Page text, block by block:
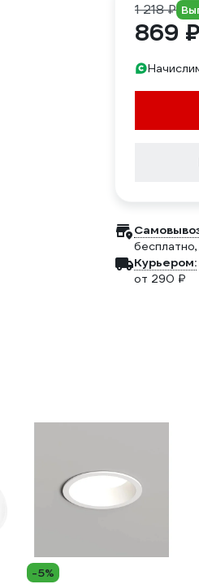
1 218 ₽
869 ₽
бесплатно
Курьером:
от 290 ₽
-5%